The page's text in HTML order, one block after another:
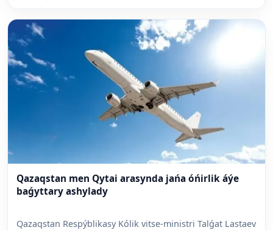
Qazaqstan men Qytai arasynda jańa óńirlik áýe
baǵyttary ashylady
Qazaqstan Respýblikasy Kólik vitse-ministri Talǵat Lastaev